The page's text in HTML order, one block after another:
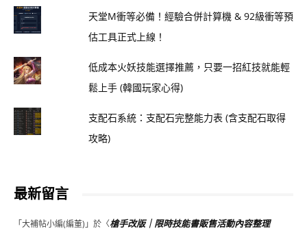
天堂M衝等必備！經驗合併計算機 & 92級衝等預
估工具正式上線！
低成本火妖技能選擇推薦，只要一招紅技就能輕
鬆上手 (韓國玩家心得)
支配石系統：支配石完整能力表 (含支配石取得
攻略)
最新留言
「大補帖小編(編董) 」於〈槍手改版｜限時技能書販售活動內容整理